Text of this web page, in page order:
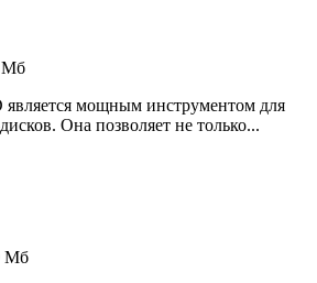
Мб
мощным инструментом для
Она позволяет не только...
Мб